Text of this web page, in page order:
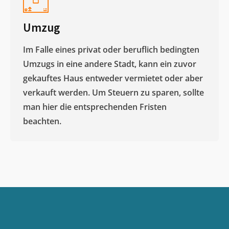
Umzug
Im Falle eines privat oder beruflich bedingten
Umzugs in eine andere Stadt, kann ein zuvor
gekauftes Haus entweder vermietet oder aber
verkauft werden. Um Steuern zu sparen, sollte
man hier die entsprechenden Fristen
beachten.